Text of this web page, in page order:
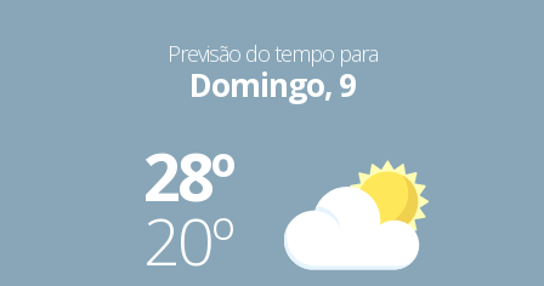
Previsão do tempo para
Domingo, 9
28º
20º